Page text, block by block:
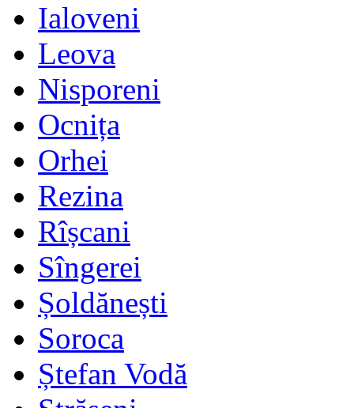
Ialoveni
Leova
Nisporeni
Ocnița
Orhei
Rezina
Rîșcani
Sîngerei
Șoldănești
Soroca
Ștefan Vodă